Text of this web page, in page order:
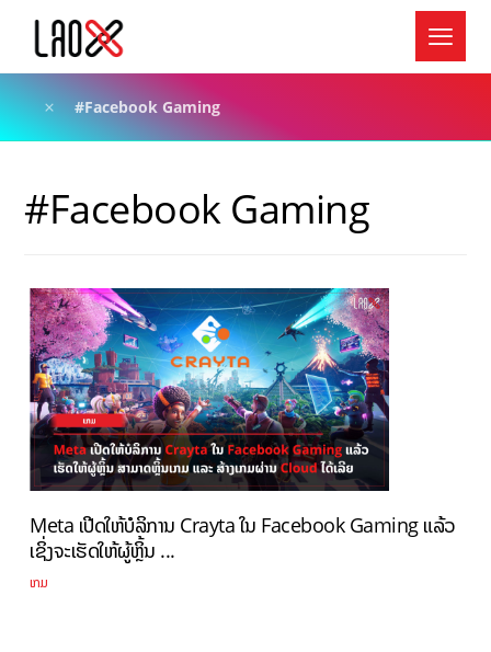
#Facebook Gaming
#Facebook Gaming
Meta ເປີດໃຫ້ບໍລິການ Crayta ໃນ Facebook Gaming ແລ້ວ
ເຊິ່ງຈະເຮັດໃຫ້ຜູ້ຫຼິ້ນ ...
ເກມ